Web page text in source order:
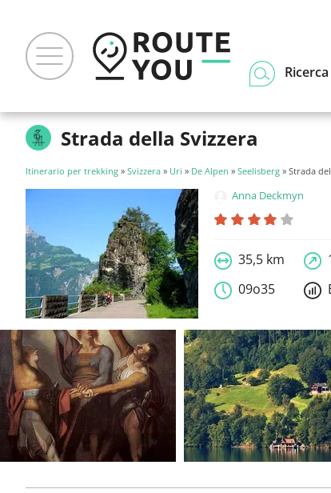
Strada della Svizzera
Itinerario per trekking » Svizzera » Uri » De Alpen » Seelisberg » Strada
Anna Deckmyn
35,5 km
09o35